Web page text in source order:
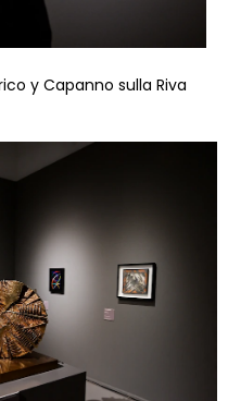
y Capanno sulla Riva